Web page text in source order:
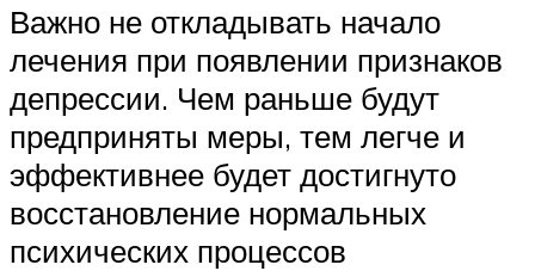
Важно не откладывать начало
лечения при появлении признаков
депрессии. Чем раньше будут
предприняты меры, тем легче и
эффективнее будет достигнуто
восстановление нормальных
психических процессов